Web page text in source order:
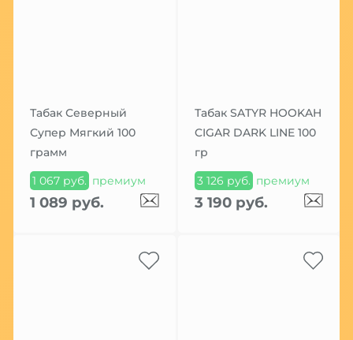
Табак Северный
Супер Мягкий 100
грамм
1 067 руб. премиум
1 089 руб.
Табак SATYR HOOKAH
CIGAR DARK LINE 100
гр
3 126 руб. премиум
3 190 руб.